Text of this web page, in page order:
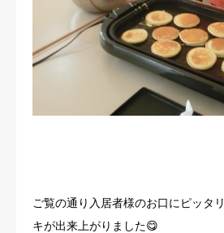
ご覧の通り入居者様のお口にピッタ
キが出来上がりました😋